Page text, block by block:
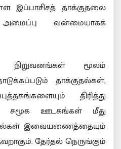
இப்பாசிசத் தாக்குதலை
வன்மையாகக்
நிறுவனங்கள் மூலம்
தாக்குதல்கள்,
திரித்து
சமூக ஊடகங்கள் மீது
இவையணைத்தையும்
தேர்தல் நெருங்கும்